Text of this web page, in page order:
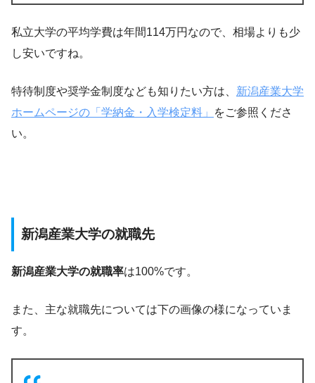
私立大学の平均学費は年間114万円なので、相場よりも少
し安いですね。
特待制度や奨学金制度なども知りたい方は、 新潟産業大学
ホームページの「学納金・入学検定料」
をご参照くださ
い。
新潟産業大学の就職先
新潟産業大学の就職率は100%です。
また、主な就職先については下の画像の様になっていま
す。